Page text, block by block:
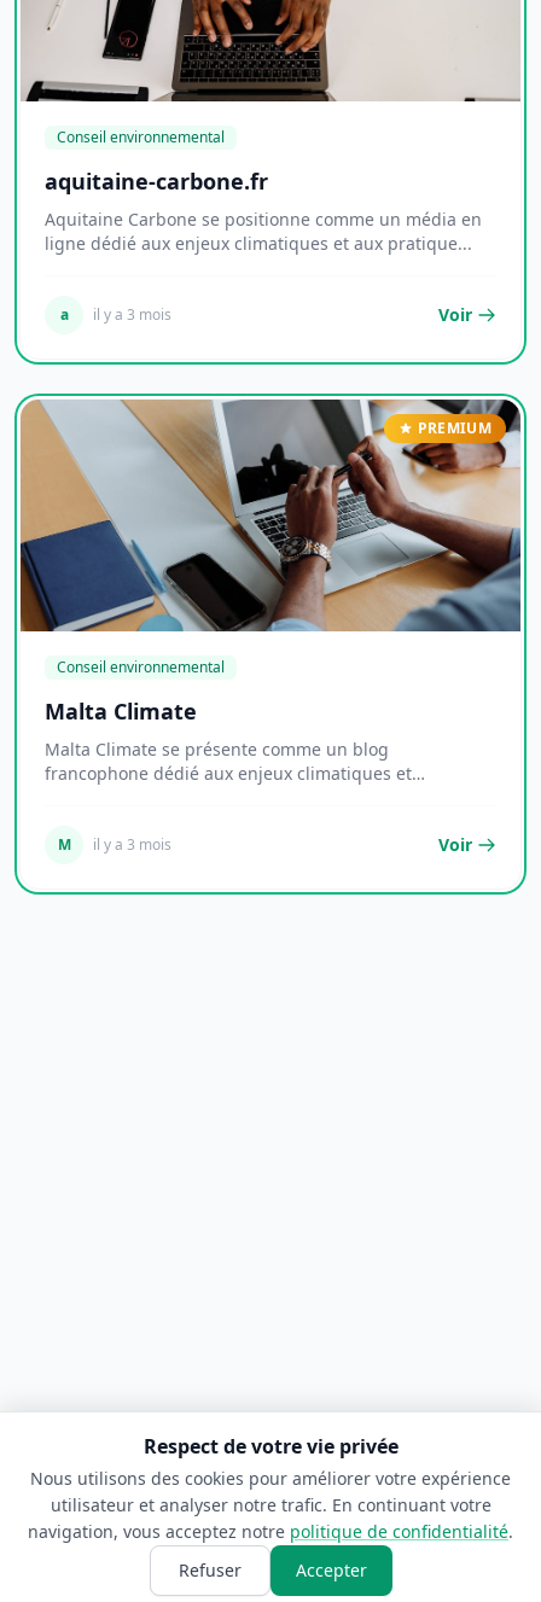
Conseil environnemental
aquitaine-carbone.fr
Aquitaine Carbone se positionne comme un média en
ligne dédié aux enjeux climatiques et aux pratique...
a il y a 3 mois Voir
PREMIUM
Conseil environnemental
Malta Climate
Malta Climate se présente comme un blog
francophone dédié aux enjeux climatiques et
M il y a 3 mois Voir
Respect de votre vie privée
Nous utilisons des cookies pour améliorer votre expérience
utilisateur et analyser notre trafic. En continuant votre
navigation, vous acceptez notre politique de confidentialité.
Refuser
Accepter